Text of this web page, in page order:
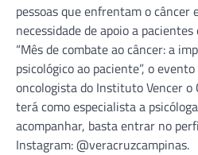
pessoas que enfrentam o câncer
necessidade de apoio a
“Mês de combate ao câncer: a
psicológico ao paciente”, o
oncologista do Instituto Vencer o
terá como especialista a
acompanhar, basta entrar no
Instagram: @veracruzcampinas.